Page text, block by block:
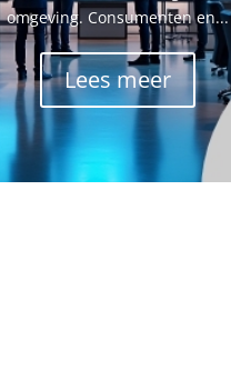
omgeving. Consumenten en...
Lees meer